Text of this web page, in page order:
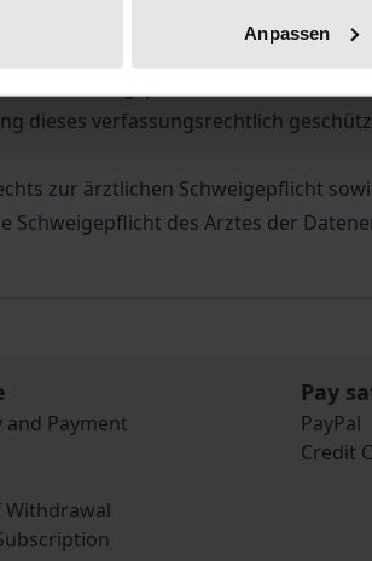
Anpassen
und Daten so umfangreich
Vereinigung und der
Mitteilungspflichten stehen in
dieses verfassungsrechtlich
zur ärztlichen Schweigepflicht
Schweigepflicht des Arztes der
and Payment
Withdrawal
Pay
PayPal
Credit